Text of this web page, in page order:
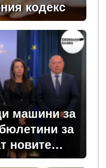
кодекс
машини за
за
новите